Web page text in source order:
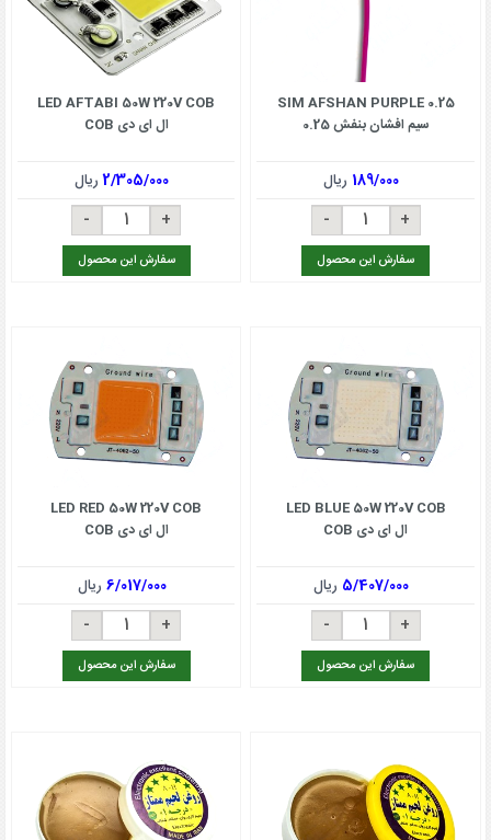
SIM AFSHAN PURPLE 0.25
سیم افشان بنفش 0.25
189/000 ریال
سفارش این محصول
LED AFTABI 50W 220V COB
ال ای دی COB
2/305/000ریال
سفارش این محصول
LED BLUE 50W 220V COB
ال ای دی COB
5/407/000 ریال
سفارش این محصول
LED RED 50W 220V COB
ال ای دی COB
6/017/000 ریال
سفارش این محصول